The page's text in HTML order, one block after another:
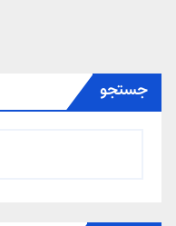
جستجو